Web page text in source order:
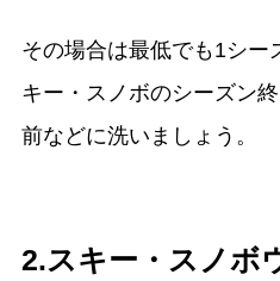
その場合は最低でも1シー
キー・スノボのシーズン
前などに洗いましょう。
2.スキー・スノボ